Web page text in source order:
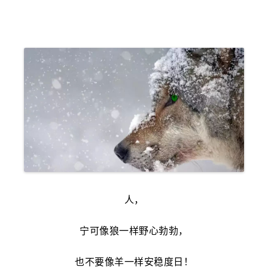
人，
宁可像狼一样野心勃勃，
也不要像羊一样安稳度日！